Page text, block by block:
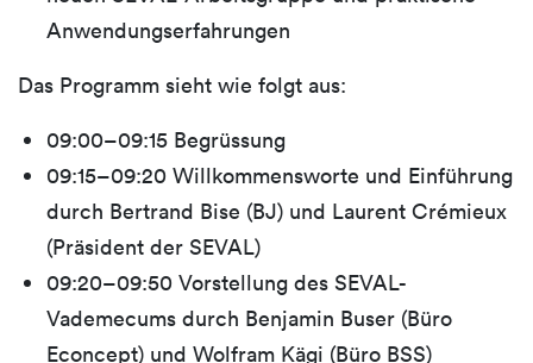
Anwendungserfahrungen
Das Programm sieht wie folgt aus:
09:00–09:15 Begrüssung
09:15–09:20 Willkommensworte und Einführung
durch Bertrand Bise (BJ) und Laurent Crémieux
(Präsident der SEVAL)
09:20–09:50 Vorstellung des SEVAL-
Vademecums durch Benjamin Buser (Büro
Econcept) und Wolfram Kägi (Büro BSS)